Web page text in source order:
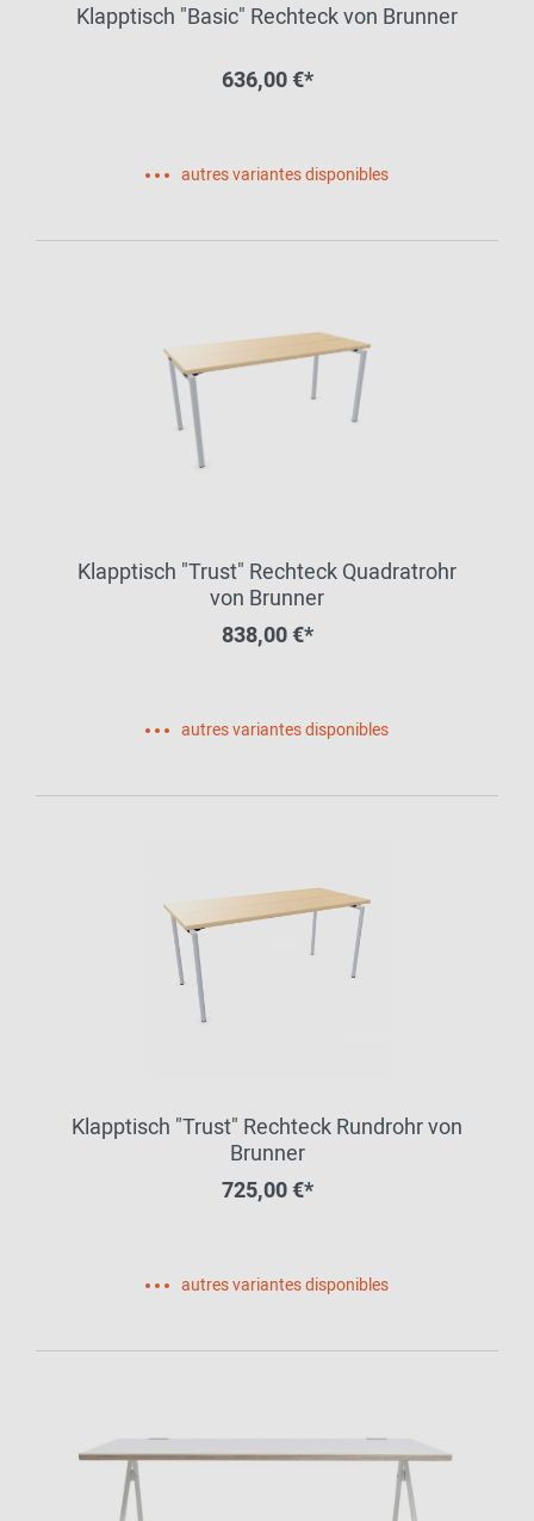
Klapptisch "Basic" Rechteck von Brunner
636,00 €*
autres variantes disponibles
Klapptisch "Trust" Rechteck Quadratrohr
von Brunner
838,00 €*
autres variantes disponibles
Klapptisch "Trust" Rechteck Rundrohr von
Brunner
725,00 €*
autres variantes disponibles